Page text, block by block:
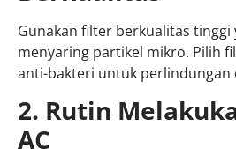
Gunakan filter berkualitas tinggi
menyaring partikel mikro. Pilih
anti-bakteri untuk perlindungan
2. Rutin
AC